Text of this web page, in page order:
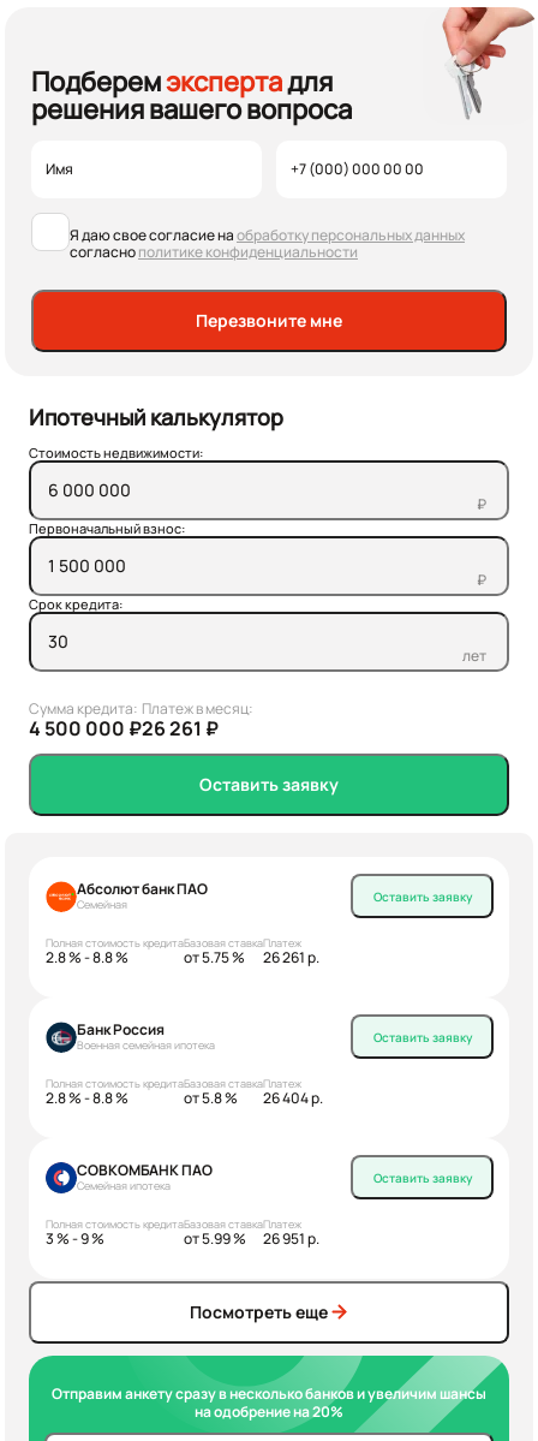
Подберемэкспертадля
решения вашего вопроса
Я даю свое согласие наобработку персональных данных
согласнополитике конфиденциальности
Перезвоните мне
Ипотечный калькулятор
Стоимость недвижимости:
₽
Первоначальный взнос:
₽
Срок кредита:
лет
Сумма кредита:
4 500 000 ₽
Платеж в месяц:
26 261 ₽
Оставить заявку
Абсолют банк ПАО
Семейная
Полная стоимость кредита
2.8 % - 8.8 %
Базовая ставка
от 5.75 %
Платеж
26 261 р.
Оставить заявку
Банк Россия
Военная семейная ипотека
Полная стоимость кредита
2.8 % - 8.8 %
Базовая ставка
от 5.8 %
Платеж
26 404 р.
Оставить заявку
СОВКОМБАНК ПАО
Семейная ипотека
Полная стоимость кредита
3 % - 9 %
Базовая ставка
от 5.99 %
Платеж
26 951 р.
Оставить заявку
Посмотреть еще
Отправим анкету сразу в несколько банков и увеличим шансы
на одобрение на 20%